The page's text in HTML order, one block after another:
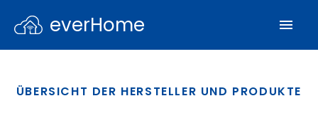
everHome
ÜBERSICHT DER HERSTELLER UND PRODUKTE